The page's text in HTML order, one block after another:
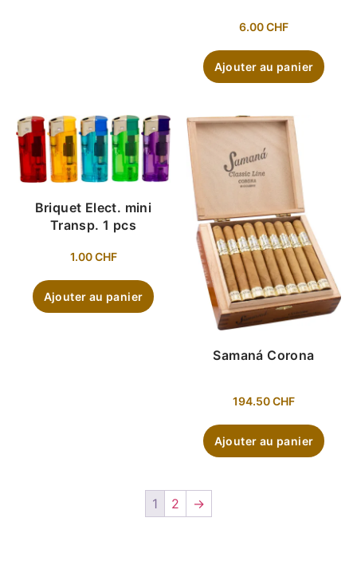
6.00CHF
Ajouter au panier
Briquet Elect. mini
Transp. 1 pcs
1.00CHF
Ajouter au panier
Samaná Corona
194.50CHF
Ajouter au panier
1 2 →